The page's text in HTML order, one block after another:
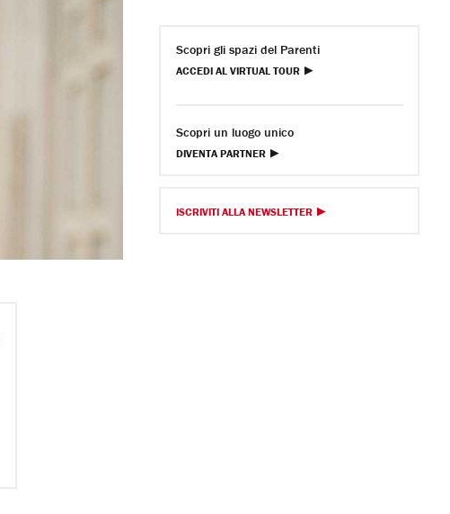
Scopri gli spazi del Parenti
ACCEDI AL VIRTUAL TOUR
Scopri un luogo unico
DIVENTA PARTNER
ISCRIVITI ALLA NEWSLETTER